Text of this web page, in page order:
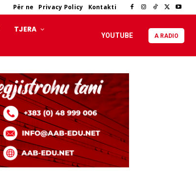
Për ne Privacy Policy Kontakti
TJERA
YOUTUBE A RADIO